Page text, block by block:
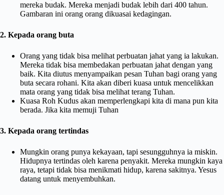
mereka budak. Mereka menjadi budak lebih dari 400 tahun.
Gambaran ini orang orang dikuasai kedagingan.
2. Kepada orang buta
Orang yang tidak bisa melihat perbuatan jahat yang ia lakukan.
Mereka tidak bisa membedakan perbuatan jahat dengan yang
baik. Kita diutus menyampaikan pesan Tuhan bagi orang yang
buta secara rohani. Kita akan diberi kuasa untuk mencelikkan
mata orang yang tidak bisa melihat terang Tuhan.
Kuasa Roh Kudus akan memperlengkapi kita di mana pun kita
berada. Jika kita memuji Tuhan
3. Kepada orang tertindas
Mungkin orang punya kekayaan, tapi sesungguhnya ia miskin.
Hidupnya tertindas oleh karena penyakit. Mereka mungkin kaya
raya, tetapi tidak bisa menikmati hidup, karena sakitnya. Yesus
datang untuk menyembuhkan.